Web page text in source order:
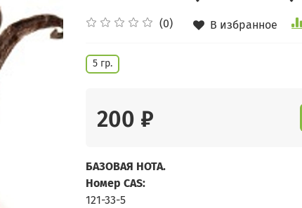
(0) В избранное
5 гр.
200 ₽
БАЗОВАЯ НОТА.
Номер CAS:
121-33-5